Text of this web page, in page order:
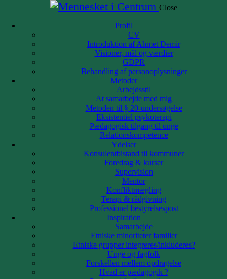
Skip to content Skip to footer
Profil
Introduktion af Ahmet Demir
Visioner, mål og værdier
Behandling af personoplysninger
Metoder
At samarbejde med mig
Metoden til § 20-undersøgelse
Eksistentiel psykoterapi
Pædagogisk tilgang til unge
Relationskompetence
Ydelser
Konsulentbistand til kommuner
Terapi & rådgivning
Professionel bestyrelsespost
Inspiration
Etniske minoriteter familier
Etniske grupper integreres/inkluderes?
Unge og fagfolk
Forskellen mellem opdragelse
Close
Profil
CV
Introduktion af Ahmet Demir
Visioner, mål og værdier
GDPR
Behandling af personoplysninger
Metoder
Arbejdsstil
At samarbejde med mig
Metoden til § 20-undersøgelse
Eksistentiel psykoterapi
Pædagogisk tilgang til unge
Relationskompetence
Ydelser
Konsulentbistand til kommuner
Foredrag & kurser
Supervision
Mentor
Konfliktmægling
Terapi & rådgivning
Professionel bestyrelsespost
Inspiration
Samarbejde
Etniske minoriteter familier
Etniske grupper integreres/inkluderes?
Unge og fagfolk
Forskellen mellem opdragelse
Hvad er pædagogik ?